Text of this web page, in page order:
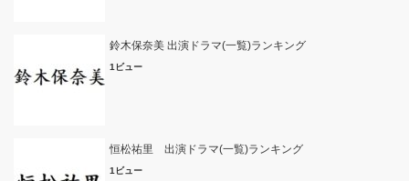
鈴木保奈美 出演ドラマ(一覧)ランキング
1ビュー
恒松祐里 出演ドラマ(一覧)ランキング
1ビュー